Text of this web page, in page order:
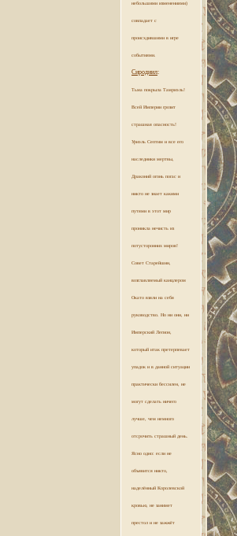
небольшими изменениями)
совпадает с
происхдившими в игре
событиями.
Сиродиил:
Тьма покрыла Тамриэль!
Всей Империи грозит
страшная опасность!
Уриэль Септим и все его
наследники мертвы,
Драконий огонь погас и
никто не знает какими
путями в этот мир
проникла нечисть из
потусторонних миров!
Совет Старейшин,
возглавляемый канцлером
Окато взяли на себя
руководство. Но ни они, ни
Имперский Легион,
который итак претерпевает
упадок и в данной ситуации
практически бессилен, не
могут сделать ничего
лучше, чем немного
отсрочить страшный день.
Ясно одно: если не
объявится никто,
наделённый Королевской
кровью, не занимет
престол и не зажжёт